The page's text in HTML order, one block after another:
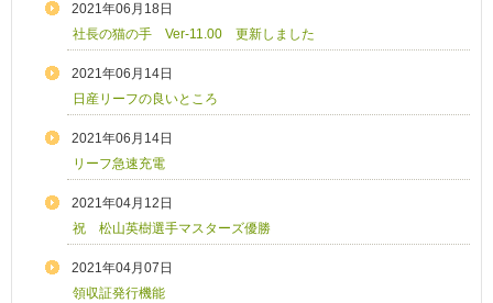
2021年06月18日
社長の猫の手 Ver-11.00 更新しました
2021年06月14日
日産リーフの良いところ
2021年06月14日
リーフ急速充電
2021年04月12日
祝 松山英樹選手マスターズ優勝
2021年04月07日
領収証発行機能